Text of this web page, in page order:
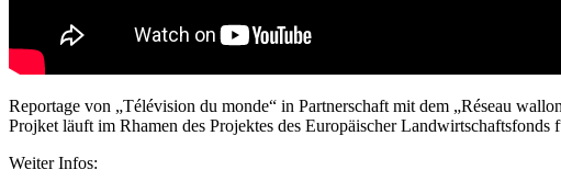
Reportage von „Télévision du monde“ in Partnerschaft mit dem „Réseau
Projket läuft im Rhamen des Projektes des Europäischer
Weiter Infos: